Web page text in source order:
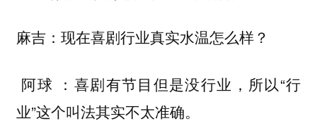
麻吉：现在喜剧行业真实水温怎么样？
阿球 ： 喜剧有节目但是没行业，所以“行
业”这个叫法其实不太准确。